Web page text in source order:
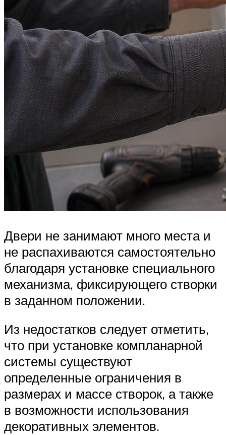
Двери не занимают много места и
не распахиваются самостоятельно
благодаря установке специального
механизма, фиксирующего створки
в заданном положении.
Из недостатков следует отметить,
что при установке компланарной
системы существуют
определенные ограничения в
размерах и массе створок, а также
в возможности использования
декоративных элементов.